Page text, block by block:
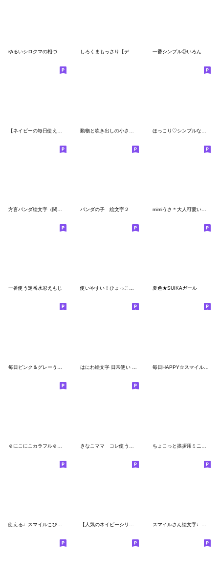
ゆるいシロクマの相づち絵文字 しろくまもっさり【デカ文字】 一番シンプル◎いろんな顔の絵文字セット◎
パンダの子 絵文字２ mimiうさ＊大人可愛い〜絵文字〜
一番使う定番水彩えもじ 使いやすい！ひょっこりしろくまの絵文字 夏色★SUIKAガール
毎日HAPPY☆スマイルミニスタンプ絵文字
使える♩スマイルこびと絵文字 【人気のネイビーシリーズ】一言絵文字 スマイルさん絵文字♩ミニスタンプも◎